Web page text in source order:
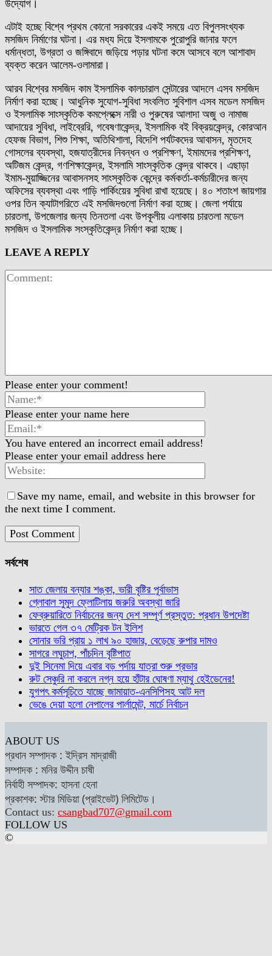
উদ্যোগ।
এটাই হচ্ছে বিশ্বে প্রথম কোনো সরকারের একই সময়ে এত বিপুলসংখ্যক
মসজিদ নির্মাণের ঘটনা। এর মধ্য দিয়ে ইসলামকে পুরোপুরি জানার ফলে
ধর্মান্ধতা, উগ্রতা ও জঙ্গিবাদে জড়িয়ে পড়ার ঘটনা কমে আসবে বলে আশাবাদ
ব্যক্ত করেন আলেম-ওলামারা।
আরব বিশ্বের মসজিদ কাম ইসলামিক কালচারাল সেন্টারের আদলে এসব মসজিদ
নির্মাণ করা হচ্ছে। আধুনিক সুযোগ-সুবিধা সংবলিত সুবিশাল এসব মডেল মসজিদ
ও ইসলামিক সাংস্কৃতিক কমপ্লেক্সে নারী ও পুরুষের আলাদা অজু ও নামাজ
আদায়ের সুবিধা, লাইব্রেরি, গবেষণাকেন্দ্র, ইসলামিক বই বিক্রয়কেন্দ্র, কোরআন
হেফজ বিভাগ, শিশু শিক্ষা, অতিথিশালা, বিদেশি পর্যটকদের আবাসন, মৃতদেহ
গোসলের ব্যবস্থা, হজযাত্রীদের নিবন্ধন ও প্রশিক্ষণ, ইমামদের প্রশিক্ষণ,
অটিজম কেন্দ্র, গণশিক্ষাকেন্দ্র, ইসলামি সাংস্কৃতিক কেন্দ্র থাকবে। এছাড়া
ইমাম-মুয়াজ্জিনের আবাসনসহ সাংস্কৃতিক কেন্দ্রে কর্মকর্তা-কর্মচারীদের জন্য
অফিসের ব্যবস্থা এবং গাড়ি পার্কিংয়ের সুবিধা রাখা হয়েছে। ৪০ শতাংশ জায়গার
ওপর তিন ক্যাটাগরিতে এই মসজিদগুলো নির্মাণ করা হচ্ছে। জেলা পর্যায়ে
চারতলা, উপজেলার জন্য তিনতলা এবং উপকূলীয় এলাকায় চারতলা মডেল
মসজিদ ও ইসলামিক সংস্কৃতিকেন্দ্র নির্মাণ করা হচ্ছে।
LEAVE A REPLY
Please enter your comment!
Please enter your name here
You have entered an incorrect email address!
Please enter your email address here
Save my name, email, and website in this browser for
the next time I comment.
সর্বশেষ
সাত জেলায় বন্যার শঙ্কা, ভারী বৃষ্টির পূর্বাভাস
গ্লোবাল সুমুদ ফ্লোটিলায় জরুরি অবস্থা জারি
ফেব্রুয়ারিতে নির্বাচনের জন্য দেশ সম্পূর্ণ প্রস্তুত: প্রধান উপদেষ্টা
ভারতে গেল ৩৭ মেট্রিক টন ইলিশ
সোনার ভরি প্রায় ১ লাখ ৯০ হাজার, বেড়েছে রুপার দামও
সাগরে লঘুচাপ, পাঁচদিন বৃষ্টিপাত
দুই সিনেমা দিয়ে এবার বড় পর্দায় যাত্রা শুরু প্রভার
রুট সেঞ্চুরি না করলে নগ্ন হয়ে হাঁটার ঘোষণা ম্যাথু হেইডেনের!
যুগপৎ কর্মসূচিতে যাচ্ছে জামায়াত-এনসিপিসহ আট দল
ভেঙে দেয়া হলো নেপালের পার্লামেন্ট, মার্চে নির্বাচন
ABOUT US
প্রধান সম্পাদক : ইদ্রিস মাদ্রাজী
সম্পাদক : মনির উদ্দীন চাষী
নির্বাহী সম্পাদক: হাসনা হেনা
প্রকাশক: স্টার মিডিয়া (প্রাইভেট) লিমিটেড।
Contact us: csangbad707@gmail.com
FOLLOW US
©